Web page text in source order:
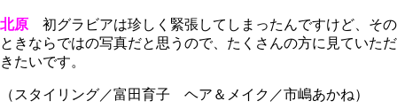
北原 初グラビアは珍しく緊張してしまったんですけど、その
ときならではの写真だと思うので、たくさんの方に見ていただ
きたいです。
（スタイリング／富田育子 ヘア＆メイク／市嶋あかね）